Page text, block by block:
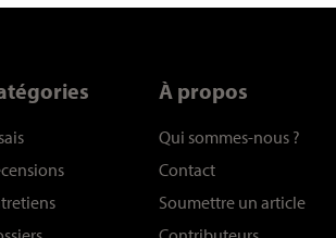
À propos
Qui sommes-nous ?
Contact
Soumettre un article